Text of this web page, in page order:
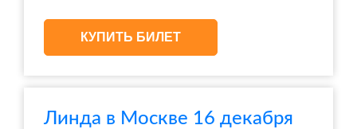
КУПИТЬ БИЛЕТ
Линда в Москве 16 декабря